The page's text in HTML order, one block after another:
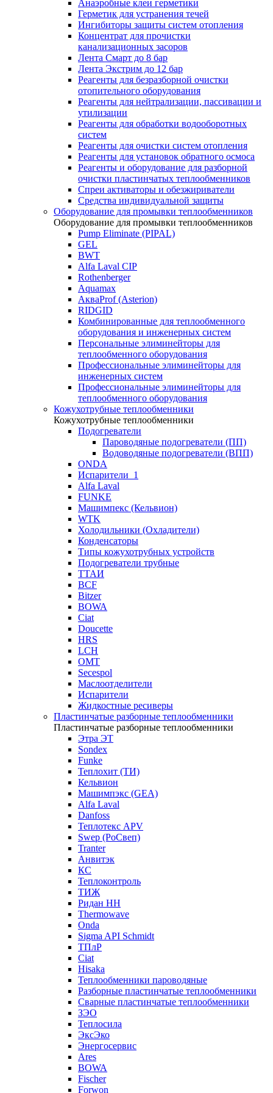
Анаэробные клеи герметики
Герметик для устранения течей
Ингибиторы защиты систем отопления
Концентрат для прочистки
канализационных засоров
Лента Смарт до 8 бар
Лента Экстрим до 12 бар
Реагенты для безразборной очистки
отопительного оборудования
Реагенты для нейтрализации, пассивации и
утилизации
Реагенты для обработки водооборотных
систем
Реагенты для очистки систем отопления
Реагенты для установок обратного осмоса
Реагенты и оборудование для разборной
очистки пластинчатых теплообменников
Спреи активаторы и обезжириватели
Средства индивидуальной защиты
Оборудование для промывки теплообменников
Оборудование для промывки теплообменников
Pump Eliminate (PIPAL)
GEL
BWT
Alfa Laval CIP
Rothenberger
Aquamax
АкваProf (Asterion)
RIDGID
Комбинированные для теплообменного
оборудования и инженерных систем
Персональные элиминейторы для
теплообменного оборудования
Профессиональные элиминейторы для
инженерных систем
Профессиональные элиминейторы для
теплообменного оборудования
Кожухотрубные теплообменники
Кожухотрубные теплообменники
Подогреватели
Пароводяные подогреватели (ПП)
Водоводяные подогреватели (ВПП)
ONDA
Испарители_1
Alfa Laval
FUNKE
Машимпекс (Кельвион)
WTK
Холодильники (Охладители)
Конденсаторы
Типы кожухотрубных устройств
Подогреватели трубные
ТТАИ
BCF
Bitzer
BOWA
Ciat
Doucette
HRS
LCH
OMT
Secespol
Маслоотделители
Испарители
Жидкостные ресиверы
Пластинчатые разборные теплообменники
Пластинчатые разборные теплообменники
Этра ЭТ
Sondex
Funke
Теплохит (ТИ)
Кельвион
Машимпэкс (GEA)
Alfa Laval
Danfoss
Теплотекс APV
Swep (РоСвеп)
Tranter
Анвитэк
КС
Теплоконтроль
ТИЖ
Ридан НН
Thermowave
Onda
Sigma API Schmidt
ТПлР
Ciat
Hisaka
Теплообменники пароводяные
Разборные пластинчатые теплообменники
Сварные пластинчатые теплообменники
ЗЭО
Теплосила
ЭксЭко
Энергосервис
Ares
BOWA
Fischer
Forwon